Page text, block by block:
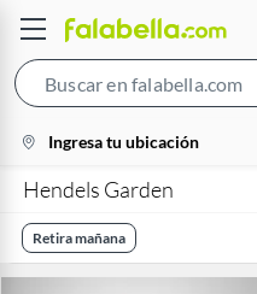
location-
icon
Ingresa tu ubicación
Hendels Garden
Retira mañana